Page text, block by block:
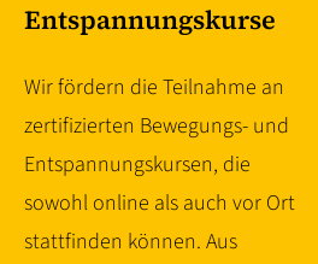
Entspannungskurse
Wir fördern die Teilnahme an
zertifizierten Bewegungs- und
Entspannungskursen, die
sowohl online als auch vor Ort
stattfinden können. Aus